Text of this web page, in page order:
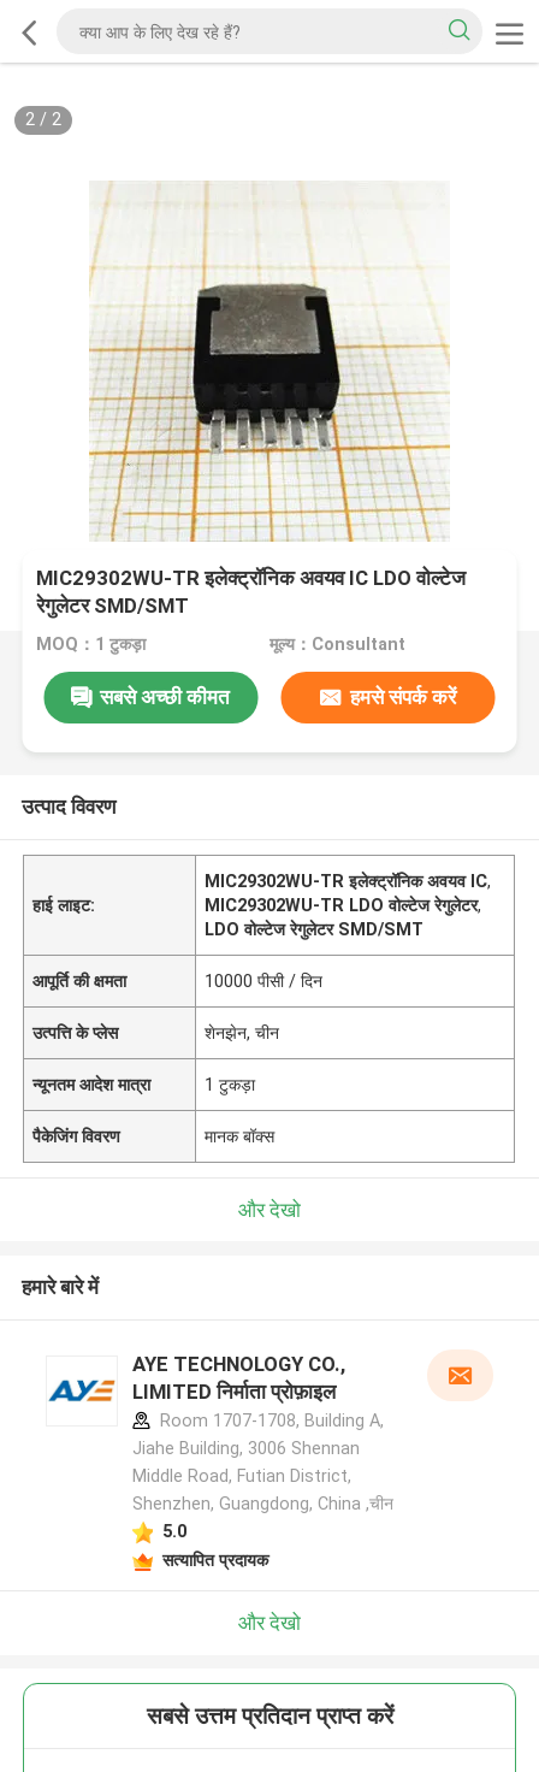
2/ 2
MIC29302WU-TR इलेक्ट्रॉनिक अवयव IC LDO वोल्टेज
रेगुलेटर SMD/SMT
MOQ：1 टुकड़ा मूल्य：Consultant
सबसे अच्छी कीमत हमसे संपर्क करें
उत्पाद विवरण
हाई लाइट:
MIC29302WU-TR इलेक्ट्रॉनिक अवयव IC,
MIC29302WU-TR LDO वोल्टेज रेगुलेटर,
LDO वोल्टेज रेगुलेटर SMD/SMT
आपूर्ति की क्षमता 10000 पीसी / दिन
उत्पत्ति के प्लेस शेनझेन, चीन
न्यूनतम आदेश मात्रा 1 टुकड़ा
पैकेजिंग विवरण मानक बॉक्स
और देखो
हमारे बारे में
AYE TECHNOLOGY CO.,
LIMITED निर्माता प्रोफ़ाइल
Room 1707-1708, Building A,
Jiahe Building, 3006 Shennan
Middle Road, Futian District,
Shenzhen, Guangdong, China ,चीन
5.0
सत्यापित प्रदायक
और देखो
सबसे उत्तम प्रतिदान प्राप्त करें